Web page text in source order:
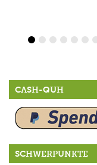
CASH-QUH
SCHWERPUNKTE